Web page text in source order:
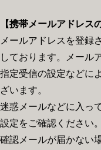
【携帯メールアドレス
メールアドレスを登録
しております。メール
指定受信の設定などに
ざいます。
迷惑メールなどに入っ
設定をご確認ください。
確認メールが届かない